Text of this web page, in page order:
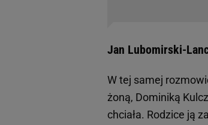
Jan Lubomirski-
W tej samej
żoną, Dominiką
chciała. Rodzice ją